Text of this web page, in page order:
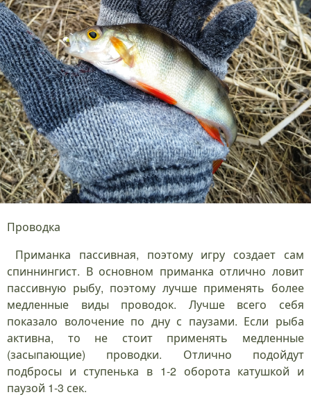
Проводка
Приманка пассивная, поэтому игру создает сам
спиннингист. В основном приманка отлично ловит
пассивную рыбу, поэтому лучше применять более
медленные виды проводок. Лучше всего себя
показало волочение по дну с паузами. Если рыба
активна, то не стоит применять медленные
(засыпающие) проводки. Отлично подойдут
подбросы и ступенька в 1-2 оборота катушкой и
паузой 1-3 сек.